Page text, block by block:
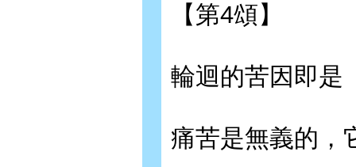
【第4頌】
輪迴的苦因即是
痛苦是無義的，